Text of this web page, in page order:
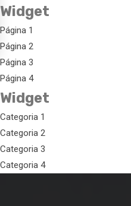
Widget
Página 1
Página 2
Página 3
Página 4
Widget
Categoria 1
Categoria 2
Categoria 3
Categoria 4